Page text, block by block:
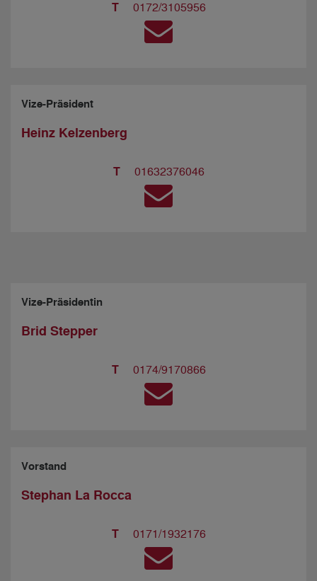
T 0172/3105956
Vize-Präsident
Heinz Kelzenberg
T 01632376046
Vize-Präsidentin
Brid Stepper
T 0174/9170866
Vorstand
Stephan La Rocca
T 0171/1932176